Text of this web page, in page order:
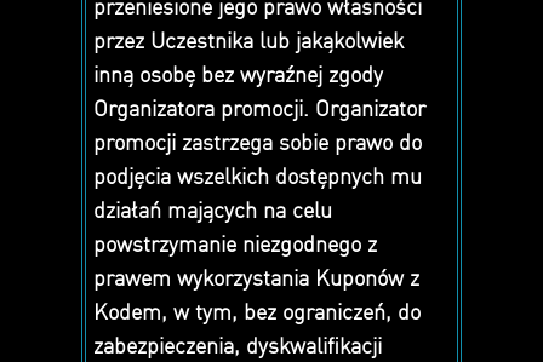
przez Uczestnika lub jakąkolwiek
inną osobę bez wyraźnej zgody
Organizatora promocji. Organizator
promocji zastrzega sobie prawo do
podjęcia wszelkich dostępnych mu
działań mających na celu
powstrzymanie niezgodnego z
prawem wykorzystania Kuponów z
Kodem, w tym, bez ograniczeń, do
zabezpieczenia, dyskwalifikacji